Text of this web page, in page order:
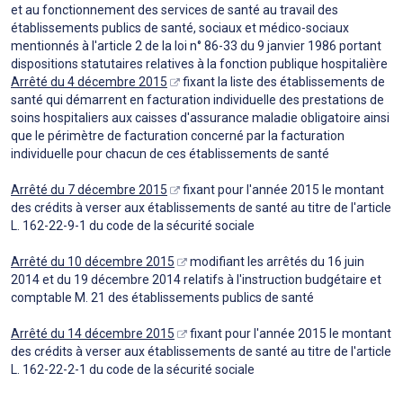
et au fonctionnement des services de santé au travail des
établissements publics de santé, sociaux et médico-sociaux
mentionnés à l'article 2 de la loi n° 86-33 du 9 janvier 1986 portant
dispositions statutaires relatives à la fonction publique hospitalière
Arrêté du 4 décembre 2015
fixant la liste des établissements de
santé qui démarrent en facturation individuelle des prestations de
soins hospitaliers aux caisses d'assurance maladie obligatoire ainsi
que le périmètre de facturation concerné par la facturation
individuelle pour chacun de ces établissements de santé
Arrêté du 7 décembre 2015
fixant pour l'année 2015 le montant
des crédits à verser aux établissements de santé au titre de l'article
L. 162-22-9-1 du code de la sécurité sociale
Arrêté du 10 décembre 2015
modifiant les arrêtés du 16 juin
2014 et du 19 décembre 2014 relatifs à l'instruction budgétaire et
comptable M. 21 des établissements publics de santé
Arrêté du 14 décembre 2015
fixant pour l'année 2015 le montant
des crédits à verser aux établissements de santé au titre de l'article
L. 162-22-2-1 du code de la sécurité sociale